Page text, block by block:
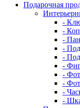
Подарочная
-
-
-
-
-
-
-
-
-
-